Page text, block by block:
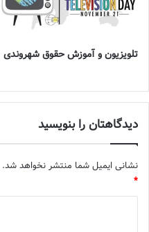
تلویزیون و آموزش حقوق شهروندی
دیدگاهتان را بنویسید
نشانی ایمیل شما منتشر نخواهد شد.
*